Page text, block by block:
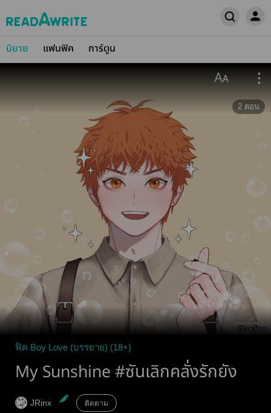
นิยาย แฟนฟิค การ์ตูน
2 ตอน
ฟิค Boy Love (บรรยาย) (18+)
My Sunshine #ซันเลิกคลั่งรักยัง
JRinx ติดตาม